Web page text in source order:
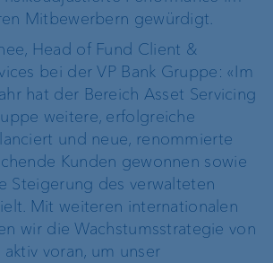
Mitbewerbern gewürdigt.
Head of Fund Client &
bei der VP Bank Gruppe: «Im
hat der Bereich Asset Servicing
weitere, erfolgreiche
und neue, renommierte
Kunden gewonnen sowie
Steigerung des verwalteten
Mit weiteren internationalen
wir die Wachstumsstrategie von
voran, um unser